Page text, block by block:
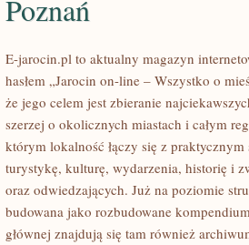
Poznań
E-jarocin.pl to aktualny magazyn
hasłem „Jarocin on-line – Wszystko o
że jego celem jest zbieranie
szerzej o okolicznych miastach i całym
którym lokalność łączy się z
turystykę, kulturę, wydarzenia, historię i
oraz odwiedzających. Już na poziomie
budowana jako rozbudowane
głównej znajdują się tam również